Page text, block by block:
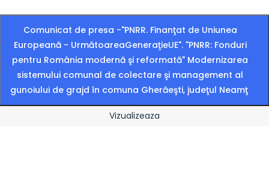
Comunicat de presa -"PNRR. Finanţat de Uniunea
Europeană - UrmătoareaGeneraţieUE". "PNRR: Fonduri
pentru România modernă şi reformată" Modernizarea
sistemului comunal de colectare şi management al
gunoiului de grajd în comuna Gherăeşti, judeţul Neamţ
Vizualizeaza